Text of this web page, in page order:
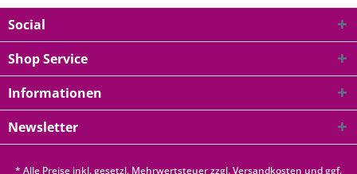
Social
Shop Service
Informationen
Newsletter
* Alle Preise inkl. gesetzl. Mehrwertsteuer zzgl.Versandkosten und ggf.